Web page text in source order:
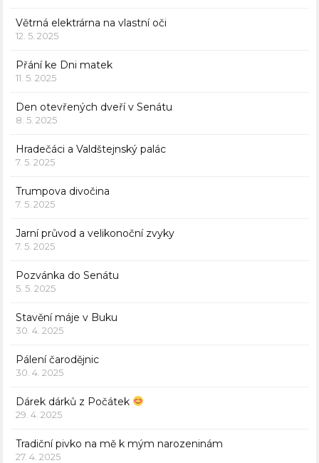
Větrná elektrárna na vlastní oči
12. 5. 2025
Přání ke Dni matek
11. 5. 2025
Den otevřených dveří v Senátu
8. 5. 2025
Hradečáci a Valdštejnský palác
7. 5. 2025
Trumpova divočina
7. 5. 2025
Jarní průvod a velikonoční zvyky
7. 5. 2025
Pozvánka do Senátu
5. 5. 2025
Stavění máje v Buku
30. 4. 2025
Pálení čarodějnic
30. 4. 2025
Dárek dárků z Počátek
29. 4. 2025
Tradiční pivko na mě k mým narozeninám
27. 4. 2025